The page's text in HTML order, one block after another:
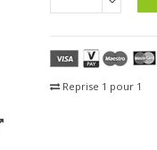
Reprise 1 pour 1